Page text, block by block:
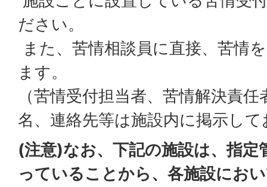
ださい。
また、苦情相談員に直接、苦情
ます。
（苦情受付担当者、苦情解決責
名、連絡先等は施設内に掲示し
(注意)なお、下記の施設は、指定
っていることから、各施設にお